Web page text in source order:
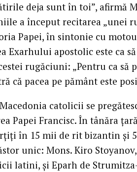
deja sunt în toi”, afirmă
a început recitarea „unei
Papei, în sintonie cu
Exarhului apostolic este ca
rugăciuni: „Pentru ca să
că pacea pe pământ este
catolicii se
Papei Francisc. În tânăra
în 15 mii de rit bizantin și
unic: Mons. Kiro
latini, și Eparh de